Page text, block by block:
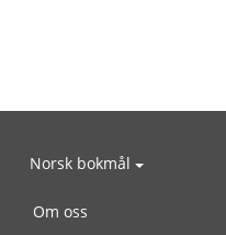
Norsk bokmål
Om oss